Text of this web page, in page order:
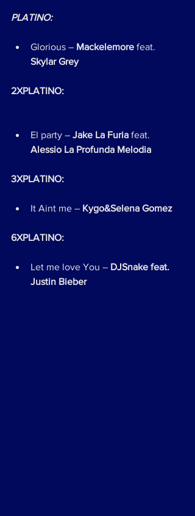
PLATINO:
Glorious – Mackelemore feat.
Skylar Grey
2XPLATINO:
El party – Jake La Furia feat.
Alessio La Profunda Melodia
3XPLATINO:
It Aint me – Kygo&Selena Gomez
6XPLATINO:
Let me love You – DJSnake feat.
Justin Bieber